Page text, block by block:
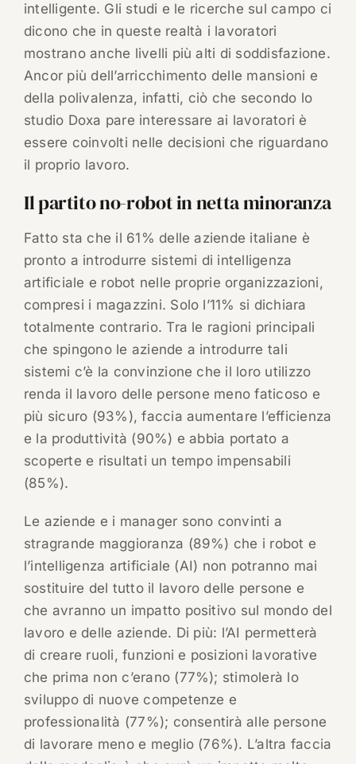
intelligente. Gli studi e le ricerche sul campo ci
dicono che in queste realtà i lavoratori
mostrano anche livelli più alti di soddisfazione.
Ancor più dell’arricchimento delle mansioni e
della polivalenza, infatti, ciò che secondo lo
studio Doxa pare interessare ai lavoratori è
essere coinvolti nelle decisioni che riguardano
il proprio lavoro.
Il partito no-robot in netta minoranza
Fatto sta che il 61% delle aziende italiane è
pronto a introdurre sistemi di intelligenza
artificiale e robot nelle proprie organizzazioni,
compresi i magazzini. Solo l’11% si dichiara
totalmente contrario. Tra le ragioni principali
che spingono le aziende a introdurre tali
sistemi c’è la convinzione che il loro utilizzo
renda il lavoro delle persone meno faticoso e
più sicuro (93%), faccia aumentare l’efficienza
e la produttività (90%) e abbia portato a
scoperte e risultati un tempo impensabili
(85%).
Le aziende e i manager sono convinti a
stragrande maggioranza (89%) che i robot e
l’intelligenza artificiale (AI) non potranno mai
sostituire del tutto il lavoro delle persone e
che avranno un impatto positivo sul mondo del
lavoro e delle aziende. Di più: l’AI permetterà
di creare ruoli, funzioni e posizioni lavorative
che prima non c’erano (77%); stimolerà lo
sviluppo di nuove competenze e
professionalità (77%); consentirà alle persone
di lavorare meno e meglio (76%). L’altra faccia